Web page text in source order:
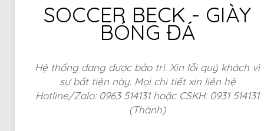
SOCCER BECK - GIÀY
BÓNG ĐÁ
Hệ thống đang được bảo trì. Xin lỗi quý khách vì
sự bất tiện này. Mọi chi tiết xin liên hệ
Hotline/Zalo: 0963 514131 hoặc CSKH: 0931 514131
(Thành)